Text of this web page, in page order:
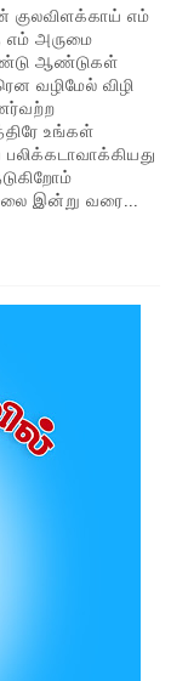
குலவிளக்காய் எம்
எம் அருமை
ஆண்டுகள்
வழிமேல் விழி
உங்கள்
இன்று வரை...